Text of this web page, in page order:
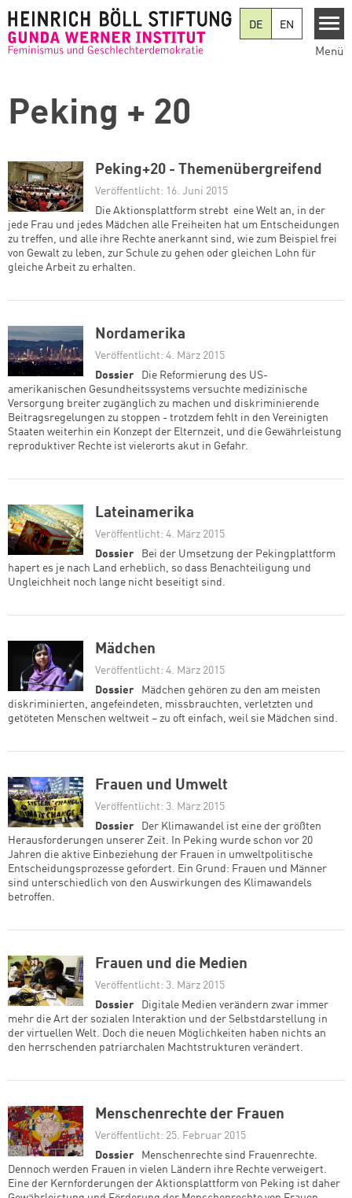
DE
EN
Menü
Peking + 20
Peking+20 - Themenübergreifend
Veröffentlicht: 16. Juni 2015
Die Aktionsplattform strebt eine Welt an, in der
jede Frau und jedes Mädchen alle Freiheiten hat um Entscheidungen
zu treffen, und alle ihre Rechte anerkannt sind, wie zum Beispiel frei
von Gewalt zu leben, zur Schule zu gehen oder gleichen Lohn für
gleiche Arbeit zu erhalten.
Nordamerika
Veröffentlicht: 4. März 2015
Dossier
Die Reformierung des US-
amerikanischen Gesundheitssystems versuchte medizinische
Versorgung breiter zugänglich zu machen und diskriminierende
Beitragsregelungen zu stoppen - trotzdem fehlt in den Vereinigten
Staaten weiterhin ein Konzept der Elternzeit, und die Gewährleistung
reproduktiver Rechte ist vielerorts akut in Gefahr.
Lateinamerika
Veröffentlicht: 4. März 2015
Dossier
Bei der Umsetzung der Pekingplattform
hapert es je nach Land erheblich, so dass Benachteiligung und
Ungleichheit noch lange nicht beseitigt sind.
Mädchen
Veröffentlicht: 4. März 2015
Dossier
Mädchen gehören zu den am meisten
diskriminierten, angefeindeten, missbrauchten, verletzten und
getöteten Menschen weltweit – zu oft einfach, weil sie Mädchen sind.
Frauen und Umwelt
Veröffentlicht: 3. März 2015
Dossier
Der Klimawandel ist eine der größten
Herausforderungen unserer Zeit. In Peking wurde schon vor 20
Jahren die aktive Einbeziehung der Frauen in umweltpolitische
Entscheidungsprozesse gefordert. Ein Grund: Frauen und Männer
sind unterschiedlich von den Auswirkungen des Klimawandels
betroffen.
Frauen und die Medien
Veröffentlicht: 3. März 2015
Dossier
Digitale Medien verändern zwar immer
mehr die Art der sozialen Interaktion und der Selbstdarstellung in
der virtuellen Welt. Doch die neuen Möglichkeiten haben nichts an
den herrschenden patriarchalen Machtstrukturen verändert.
Menschenrechte der Frauen
Veröffentlicht: 25. Februar 2015
Dossier
Menschenrechte sind Frauenrechte.
Dennoch werden Frauen in vielen Ländern ihre Rechte verweigert.
Eine der Kernforderungen der Aktionsplattform von Peking ist daher